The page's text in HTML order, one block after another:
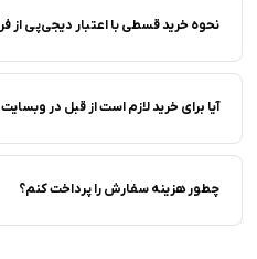
نحوه خرید قسطی با اعتبار دیجی‌پی از
آیا برای خرید لازم است از قبل در
چطور هزینه سفارش را پرداخت کنم؟